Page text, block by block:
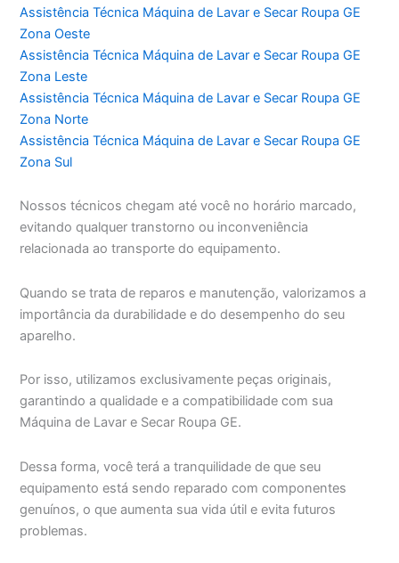
Assistência Técnica Máquina de Lavar e Secar Roupa GE
Zona Oeste
Assistência Técnica Máquina de Lavar e Secar Roupa GE
Zona Leste
Assistência Técnica Máquina de Lavar e Secar Roupa GE
Zona Norte
Assistência Técnica Máquina de Lavar e Secar Roupa GE
Zona Sul
Nossos técnicos chegam até você no horário marcado,
evitando qualquer transtorno ou inconveniência
relacionada ao transporte do equipamento.
Quando se trata de reparos e manutenção, valorizamos a
importância da durabilidade e do desempenho do seu
aparelho.
Por isso, utilizamos exclusivamente peças originais,
garantindo a qualidade e a compatibilidade com sua
Máquina de Lavar e Secar Roupa GE.
Dessa forma, você terá a tranquilidade de que seu
equipamento está sendo reparado com componentes
genuínos, o que aumenta sua vida útil e evita futuros
problemas.